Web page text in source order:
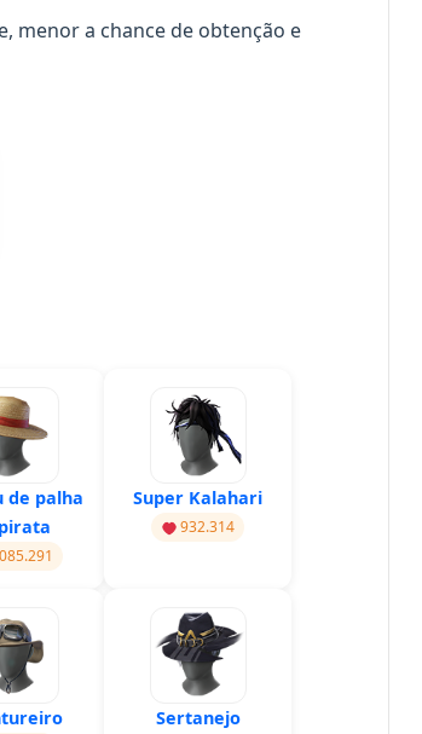
menor a chance de obtenção e
de palha
Super Kalahari
932.314
Sertanejo